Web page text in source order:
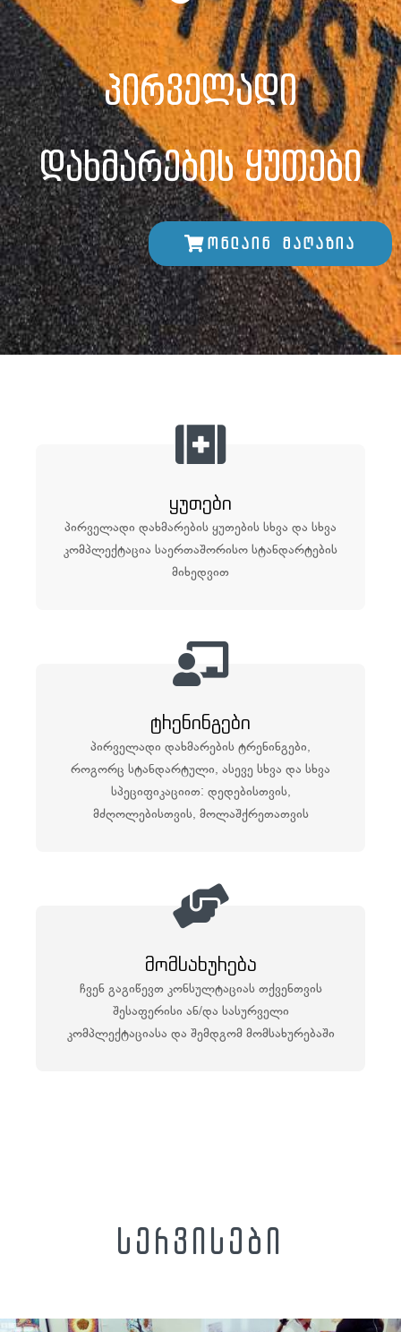
პირველადი
დახმარების ყუთები
ონლაინ მაღაზია
ყუთები
პირველადი დახმარების ყუთების სხვა და სხვა
კომპლექტაცია საერთაშორისო სტანდარტების
მიხედვით
ტრენინგები
პირველადი დახმარების ტრენინგები,
როგორც სტანდარტული, ასევე სხვა და სხვა
სპეციფიკაციით: დედებისთვის,
მძღოლებისთვის, მოლაშქრეთათვის
მომსახურება
ჩვენ გაგიწევთ კონსულტაციას თქვენთვის
შესაფერისი ან/და სასურველი
კომპლექტაციასა და შემდგომ მომსახურებაში
სერვისები